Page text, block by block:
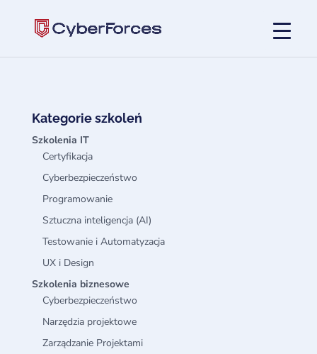
Kategorie szkoleń
Szkolenia IT
Certyfikacja
Cyberbezpieczeństwo
Programowanie
Sztuczna inteligencja (AI)
Testowanie i Automatyzacja
UX i Design
Szkolenia biznesowe
Cyberbezpieczeństwo
Narzędzia projektowe
Zarządzanie Projektami